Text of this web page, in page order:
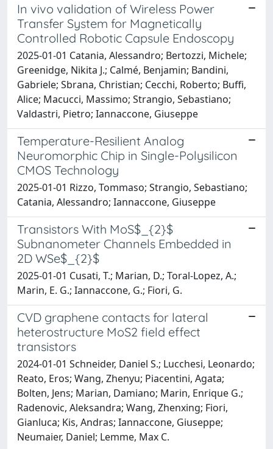
In vivo validation of Wireless Power
Transfer System for Magnetically
Controlled Robotic Capsule Endoscopy
2025-01-01 Catania, Alessandro; Bertozzi, Michele;
Greenidge, Nikita J.; Calmé, Benjamin; Bandini,
Gabriele; Sbrana, Christian; Cecchi, Roberto; Buffi,
Alice; Macucci, Massimo; Strangio, Sebastiano;
Valdastri, Pietro; Iannaccone, Giuseppe
Temperature-Resilient Analog
Neuromorphic Chip in Single-Polysilicon
CMOS Technology
2025-01-01 Rizzo, Tommaso; Strangio, Sebastiano;
Catania, Alessandro; Iannaccone, Giuseppe
Transistors With MoS$_{2}$
Subnanometer Channels Embedded in
2D WSe$_{2}$
2025-01-01 Cusati, T.; Marian, D.; Toral-Lopez, A.;
Marin, E. G.; Iannaccone, G.; Fiori, G.
CVD graphene contacts for lateral
heterostructure MoS2 field effect
transistors
2024-01-01 Schneider, Daniel S.; Lucchesi, Leonardo;
Reato, Eros; Wang, Zhenyu; Piacentini, Agata;
Bolten, Jens; Marian, Damiano; Marin, Enrique G.;
Radenovic, Aleksandra; Wang, Zhenxing; Fiori,
Gianluca; Kis, Andras; Iannaccone, Giuseppe;
Neumaier, Daniel; Lemme, Max C.